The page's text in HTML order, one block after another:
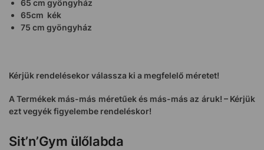
65 cm gyöngyház
65cm kék
75 cm gyöngyház
Kérjük rendelésekor válassza ki a megfelelő méretet!
A Termékek más-más méretűek és más-más az áruk! – Kérjük
ezt vegyék figyelembe rendeléskor!
Sit’n’Gym ülőlabda